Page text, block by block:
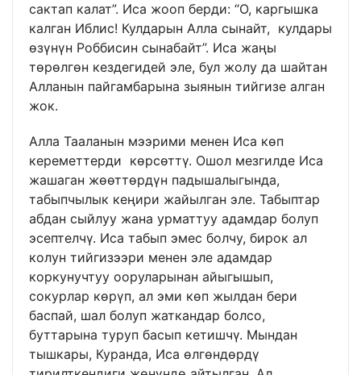
сактап калат”. Иса жооп берди: “О, каргышка
калган Иблис! Кулдарын Алла сынайт, кулдары
өзүнүн Роббисин сынабайт”. Иса жаңы
төрөлгөн кездегидей эле, бул жолу да шайтан
Алланын пайгамбарына зыянын тийгизе алган
жок.
Алла Тааланын мээрими менен Иса көп
кереметтерди көрсөттү. Ошол мезгилде Иса
жашаган жөөттөрдүн падышалыгында,
табыпчылык кеңири жайылган эле. Табыптар
абдан сыйлуу жана урматтуу адамдар болуп
эсептелчү. Иса табып эмес болчу, бирок ал
колун тийгизээри менен эле адамдар
коркунучтуу ооруларынан айыгышып,
сокурлар көрүп, ал эми көп жылдан бери
баспай, шал болуп жаткандар болсо,
буттарына туруп басып кетишчү. Мындан
тышкары, Куранда, Иса өлгөндөрдү